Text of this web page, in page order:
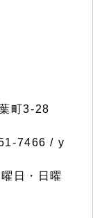
葉町3-28
7466 / y
日・日曜